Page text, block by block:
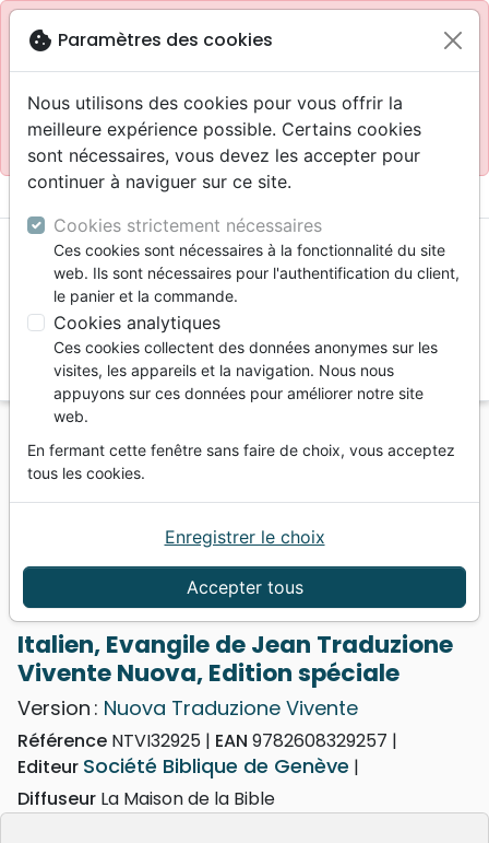
blockSite réservé aux professionnels
Accès pour les professionnels : Se connecter
Site pour le grand public : La Maison de la Bible
menu
Vous ne pouvez pas créer de nouvelle commande
depuis votre pays (United States).
Nuova Traduzione Vivente
Italien, Evangile de Jean Traduzione Vivente Nuova,
Italien, Evangile de Jean Traduzione
Vivente Nuova, Edition spéciale
Version : Nuova Traduzione Vivente
Référence NTVI32925 EAN 9782608329257
Editeur Société Biblique de Genève
Diffuseur La Maison de la Bible
cookie Paramètres des cookies
Nous utilisons des cookies pour vous offrir la
meilleure expérience possible. Certains cookies
sont nécessaires, vous devez les accepter pour
continuer à naviguer sur ce site.
Cookies strictement nécessaires
Ces cookies sont nécessaires à la fonctionnalité du site
web. Ils sont nécessaires pour l'authentification du client,
le panier et la commande.
Cookies analytiques
Ces cookies collectent des données anonymes sur les
visites, les appareils et la navigation. Nous nous
appuyons sur ces données pour améliorer notre site
web.
En fermant cette fenêtre sans faire de choix, vous acceptez
tous les cookies.
Accepter tous
Enregistrer le choix